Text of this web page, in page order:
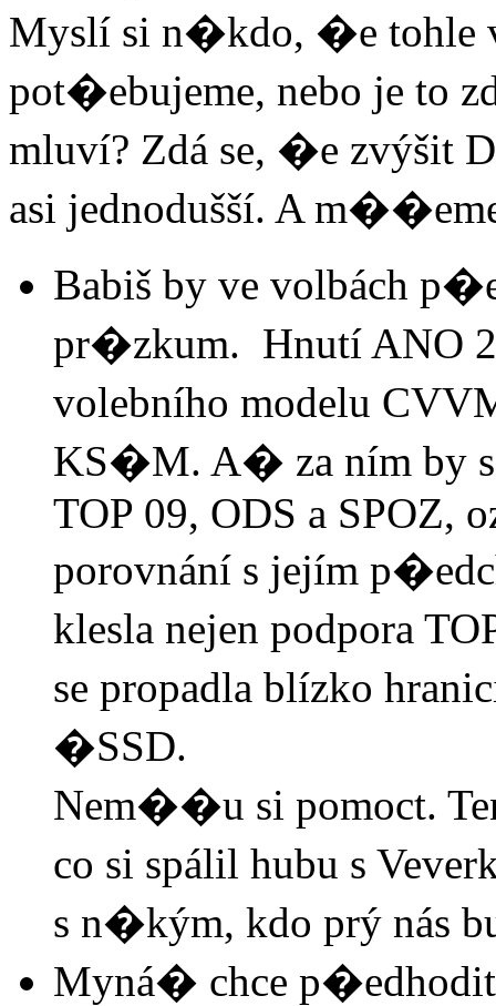
Myslí si n�kdo, �e tohle
pot�ebujeme, nebo je to
mluví? Zdá se, �e zvýšit
asi jednodušší. A
Babiš by ve volbách
pr�zkum. Hnutí ANO
volebního modelu
KS�M. A� za ním by
TOP 09, ODS a SPOZ,
porovnání s jejím
klesla nejen podpora
se propadla blízko
�SSD.
Nem��u si pomoct.
co si spálil hubu s
s n�kým, kdo prý nás
Myná� chce